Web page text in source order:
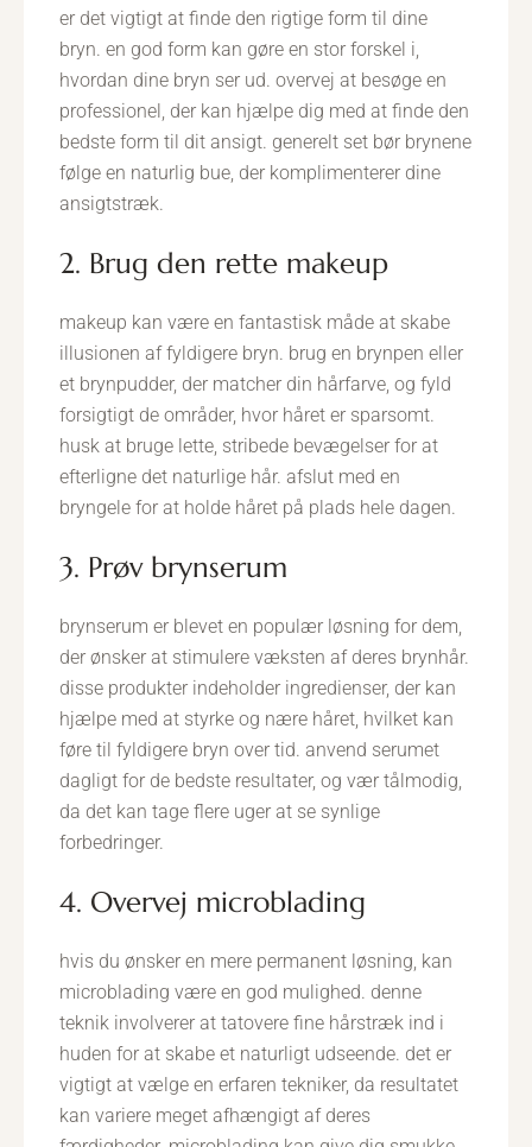
er det vigtigt at finde den rigtige form til dine
bryn. en god form kan gøre en stor forskel i,
hvordan dine bryn ser ud. overvej at besøge en
professionel, der kan hjælpe dig med at finde den
bedste form til dit ansigt. generelt set bør brynene
følge en naturlig bue, der komplimenterer dine
ansigtstræk.
2. Brug den rette makeup
makeup kan være en fantastisk måde at skabe
illusionen af fyldigere bryn. brug en brynpen eller
et brynpudder, der matcher din hårfarve, og fyld
forsigtigt de områder, hvor håret er sparsomt.
husk at bruge lette, stribede bevægelser for at
efterligne det naturlige hår. afslut med en
bryngele for at holde håret på plads hele dagen.
3. Prøv brynserum
brynserum er blevet en populær løsning for dem,
der ønsker at stimulere væksten af deres brynhår.
disse produkter indeholder ingredienser, der kan
hjælpe med at styrke og nære håret, hvilket kan
føre til fyldigere bryn over tid. anvend serumet
dagligt for de bedste resultater, og vær tålmodig,
da det kan tage flere uger at se synlige
forbedringer.
4. Overvej microblading
hvis du ønsker en mere permanent løsning, kan
microblading være en god mulighed. denne
teknik involverer at tatovere fine hårstræk ind i
huden for at skabe et naturligt udseende. det er
vigtigt at vælge en erfaren tekniker, da resultatet
kan variere meget afhængigt af deres